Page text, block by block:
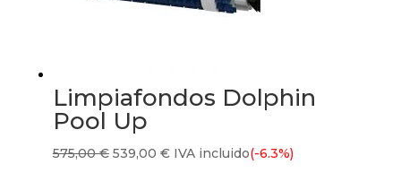
Limpiafondos Dolphin
Pool Up
575,00€ El
539,00 €ElIVA incluido(-6.3%)